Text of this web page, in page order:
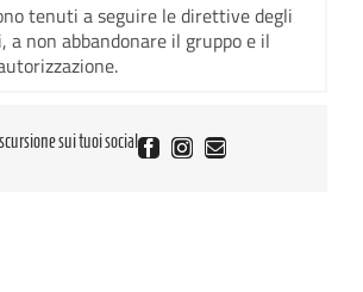
tenuti a seguire le direttive degli
a non abbandonare il gruppo e il
sui tuoi social Facebook
Instagram
Email